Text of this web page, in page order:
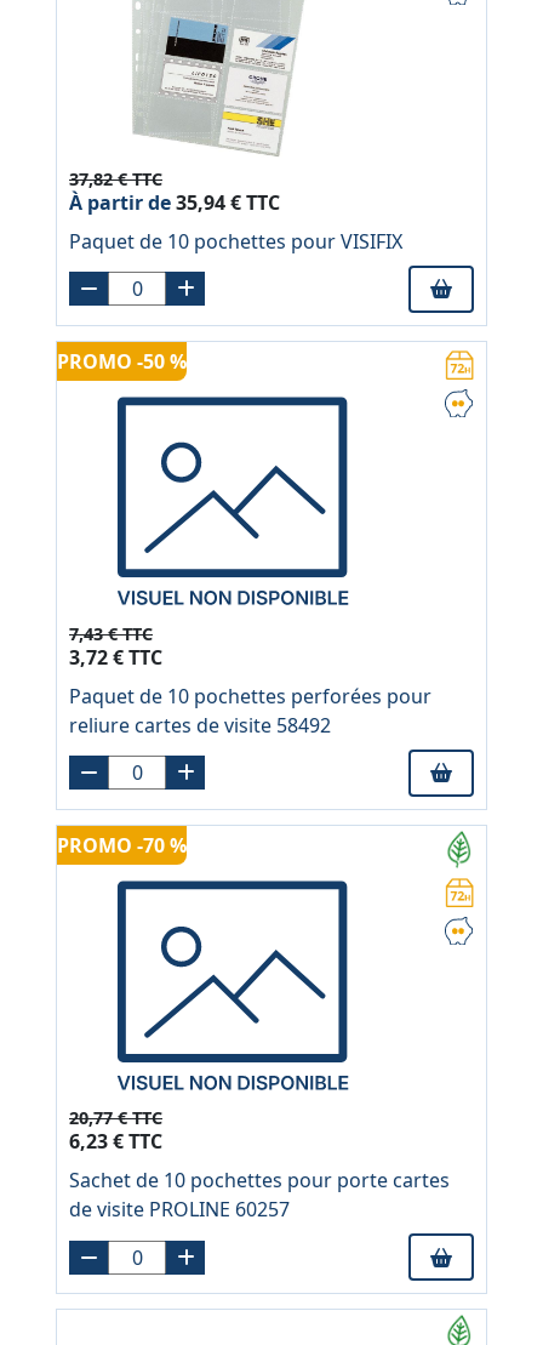
37,82 € TTC
À partir de35,94 € TTC
Paquet de 10 pochettes pour VISIFIX
PROMO -50 %
7,43 € TTC
3,72 € TTC
Paquet de 10 pochettes perforées pour
reliure cartes de visite 58492
PROMO -70 %
20,77 € TTC
6,23 € TTC
Sachet de 10 pochettes pour porte cartes
de visite PROLINE 60257